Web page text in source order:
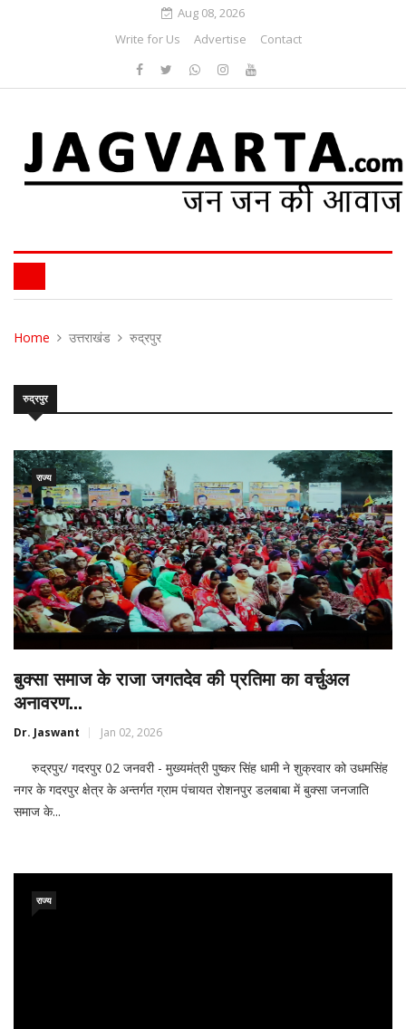
Aug 08, 2026
Write for Us
Advertise Contact
Home उत्तराखंड रुद्रपुर
रुद्रपुर
राज्य
बुक्सा समाज के राजा जगतदेव की प्रतिमा का वर्चुअल
अनावरण...
Dr. Jaswant Jan 02, 2026
रुद्रपुर/ गदरपुर 02 जनवरी - मुख्यमंत्री पुष्कर सिंह धामी ने शुक्रवार को उधमसिंह
नगर के गदरपुर क्षेत्र के अन्तर्गत ग्राम पंचायत रोशनपुर डलबाबा में बुक्सा जनजाति
समाज के...
राज्य